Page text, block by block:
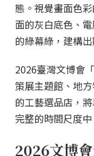
態。視覺畫面色
面的灰白底色、
的綠幕綠，建構
2026臺灣文博會
策展主題館、地
的工藝選品店，
完整的時間尺度
2026文博